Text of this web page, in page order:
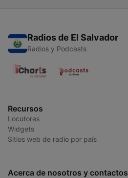
Radios de El Salvador
Radios y Podcasts
Recursos
Locutores
Widgets
Sitios web de radio por país
Acerca de nosotros y contactos